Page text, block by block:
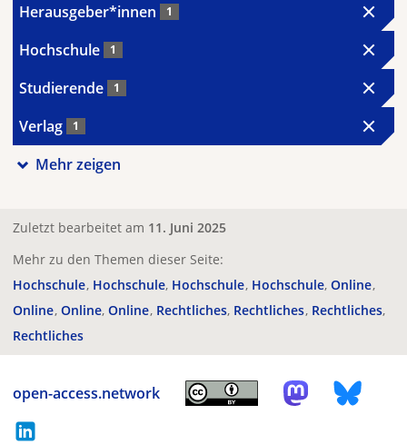
Herausgeber*innen 1
Hochschule 1
Studierende 1
Verlag 1
Mehr zeigen
Zuletzt bearbeitet am 11. Juni 2025
Mehr zu den Themen dieser Seite:
Hochschule Hochschule Hochschule Hochschule Online
Online Online Online Rechtliches Rechtliches Rechtliches
Rechtliches
open-access.network